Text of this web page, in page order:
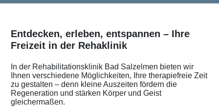
Entdecken, erleben, entspannen – Ihre
Freizeit in der Rehaklinik
In der Rehabilitationsklinik Bad Salzelmen bieten wir
Ihnen verschiedene Möglichkeiten, Ihre therapiefreie Zeit
zu gestalten – denn kleine Auszeiten fördern die
Regeneration und stärken Körper und Geist
gleichermaßen.